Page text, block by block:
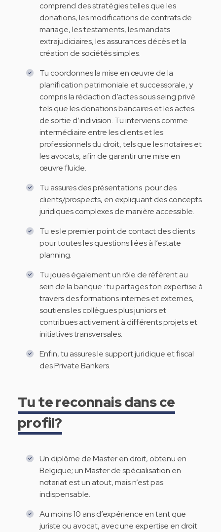
comprend des stratégies telles que les
donations, les modifications de contrats de
mariage, les testaments, les mandats
extrajudiciaires, les assurances décès et la
création de sociétés simples.
Tu coordonnes la mise en œuvre de la
planification patrimoniale et successorale, y
compris la rédaction d’actes sous seing privé
tels que les donations bancaires et les actes
de sortie d’indivision. Tu interviens comme
intermédiaire entre les clients et les
professionnels du droit, tels que les notaires et
les avocats, afin de garantir une mise en
œuvre fluide.
Tu assures des présentations pour des
clients/prospects, en expliquant des concepts
juridiques complexes de manière accessible.
Tu es le premier point de contact des clients
pour toutes les questions liées à l’estate
planning.
Tu joues également un rôle de référent au
sein de la banque : tu partages ton expertise à
travers des formations internes et externes,
soutiens les collègues plus juniors et
contribues activement à différents projets et
initiatives transversales.
Enfin, tu assures le support juridique et fiscal
des Private Bankers.
Tu te reconnais dans ce
profil?
Un diplôme de Master en droit, obtenu en
Belgique; un Master de spécialisation en
notariat est un atout, mais n’est pas
indispensable.
Au moins 10 ans d’expérience en tant que
juriste ou avocat, avec une expertise en droit